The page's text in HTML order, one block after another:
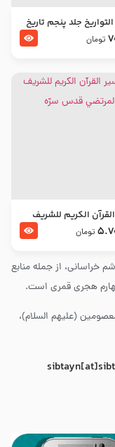
خراسانی، از جمله منابع
هجری قمری است.
(علیهم السلام)،
جلد پنجم تاریخ
صادق و امام موسیتومان
الكريم للشريف
قدس سرّه
تومان